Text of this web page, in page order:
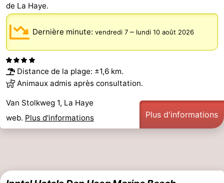
de La Haye.
Dernière minute: vendredi 7 – lundi 10 août 2026
Distance de la plage: ±1,6 km.
Animaux admis après consultation.
Van Stolkweg 1, La Haye
web. Plus d'informations Plus d'informations